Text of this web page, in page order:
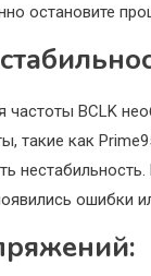
остановите
BCLK
такие как
ошибки